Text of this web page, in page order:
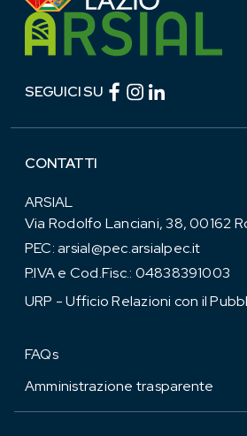
SEGUICI SU Facebook (link
Instagram (link
CONTATTI
ARSIAL
Via Rodolfo Lanciani, 38, 00162
PEC:arsial@pec.arsialpec.it
P.IVA e Cod.Fisc.: 04838391003
URP - Ufficio Relazioni con il
FAQs
Amministrazione trasparente